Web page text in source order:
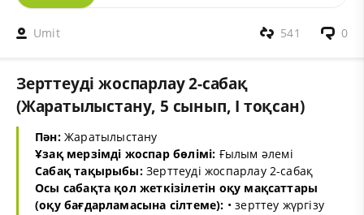
Umit 0
541
Зерттеуді жоспарлау 2-сабақ
(Жаратылыстану, 5 сынып, I тоқсан)
Пән:Жаратылыстану
Ұзақ мерзімді жоспар бөлімі: Ғылым әлемі
Сабақ тақырыбы:Зерттеуді жоспарлау 2-сабақ
Осы сабақта қол жеткізілетін оқу мақсаттары
(оқу бағдарламасына сілтеме): • зерттеу жүргізу